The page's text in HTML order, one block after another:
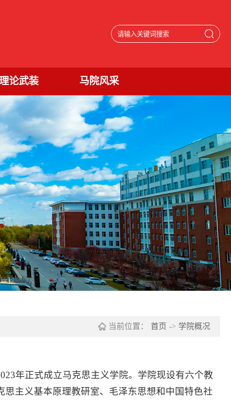
论武装 马院风采
当前位置： 首页 -> 学院概况
年正式成立马克思主义学院。学院现设有六个教
主义基本原理教研室、毛泽东思想和中国特色社